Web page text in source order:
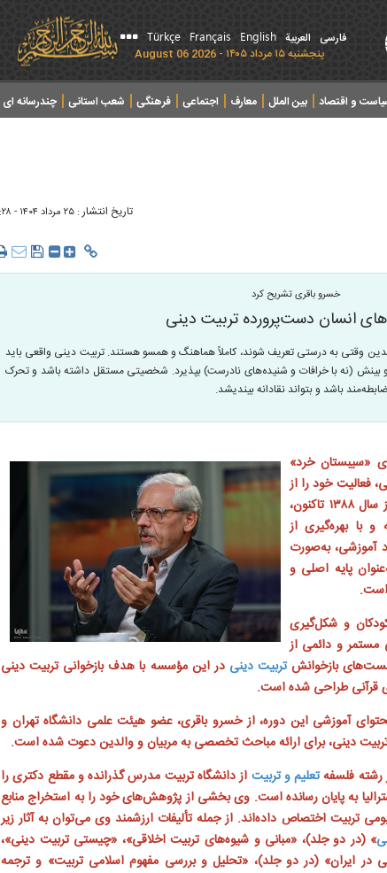
فارسی العربیة English
Français
Türkçe
پنجشنبه ۱۵ مرداد ۱۴۰۵ - 2026 August 06
و اقتصاد بین الملل معارف اجتماعی فرهنگی شعب استانی چندرسانه ای
تاریخ انتشار : ۲۵ مرداد ۱۴۰۴ - ۱۱:۲۸
خسرو باقری تشریح کرد
انسان دست‌پرورده تربیت دینی
وقتی به درستی تعریف شوند، کاملاً هماهنگ و همسو هستند. تربیت دینی واقعی باید
بینش (نه با خرافات و شنیده‌های نادرست) بپذیرد. شخصیتی مستقل داشته باشد و تحرک
باشد و بتواند نقادانه بیندیشد.
«سیبستان خرد»
فعالیت خود را از
سال ۱۳۸۷ آغاز کرده است. این مؤسسه از سال ۱۳۸۸ تاکنون،
و با بهره‌گیری از
آموزشی، به‌صورت
پایه اصلی و
است.
و شکل‌گیری
و دائمی از
بازخوانشتربیت دینی در این مؤسسه با هدف بازخوانی تربیت دینی
قرآنی طراحی شده است.
آموزشی این دوره، از خسرو باقری، عضو هیئت علمی دانشگاه تهران و
دینی، برای ارائه مباحث تخصصی به مربیان و والدین دعوت شده است.
رشته فلسفهتعلیم و تربیت از دانشگاه تربیت مدرس گذرانده و مقطع دکتری را
به پایان رسانده است. وی بخشی از پژوهش‌های خود را به استخراج منابع
تربیت اختصاص داده‌اند. از جمله تألیفات ارزشمند وی می‌توان به آثار زیر
» (در دو جلد)، «مبانی و شیوه‌های تربیت اخلاقی»، «چیستی تربیت دینی»،
در ایران» (در دو جلد)، «تحلیل و بررسی مفهوم اسلامی تربیت» و ترجمه